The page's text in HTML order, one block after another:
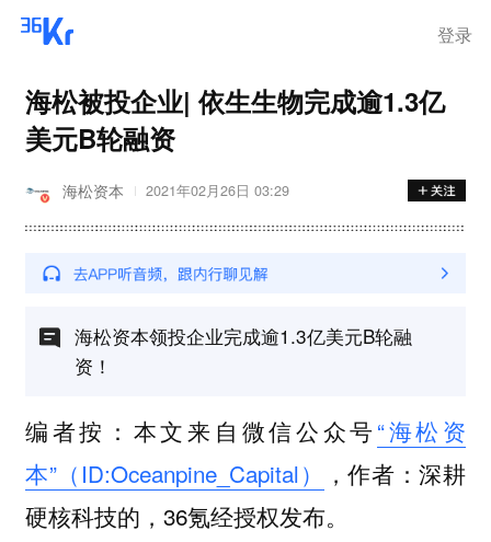
登录
海松被投企业| 依生生物完成逾1.3亿
美元B轮融资
海松资本 2021年02月26日 03:29
海松资本领投企业完成逾1.3亿美元B轮融
资！
编者按：本文来自微信公众号“海松资
本”（ID:Oceanpine_Capital）
，作者：深耕
硬核科技的，36氪经授权发布。